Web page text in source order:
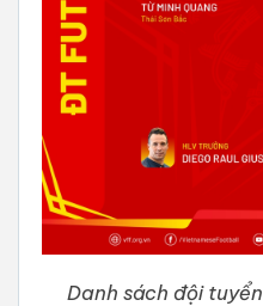
Danh sách đội